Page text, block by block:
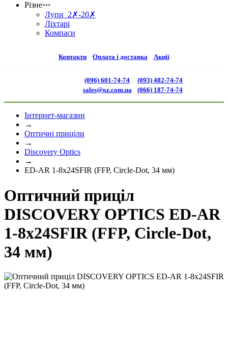
Різне⋯
Лупи 2✗-20✗
Ліхтарі
Компаси
Контакти Оплата і доставка Акції
(096) 601-74-74
sales@oz.com.ua
(093) 482-74-74
(066) 187-74-74
Інтернет-магазин
→
Оптичні приціли
→
Discovery Optics
→
ED-AR 1-8x24SFIR (FFP, Circle-Dot, 34 мм)
Оптичний приціл
DISCOVERY OPTICS ED-AR
1-8x24SFIR (FFP, Circle-Dot,
34 мм)